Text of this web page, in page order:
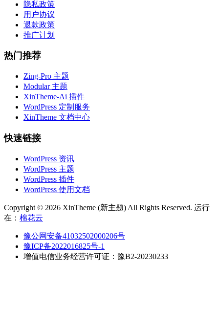
隐私政策
用户协议
退款政策
推广计划
热门推荐
Zing-Pro 主题
Modular 主题
XinTheme-Ai 插件
WordPress 定制服务
XinTheme 文档中心
快速链接
WordPress 资讯
WordPress 主题
WordPress 插件
WordPress 使用文档
Copyright © 2026 XinTheme (新主题) All Rights Reserved. 运行
在： 棉花云
豫公网安备41032502000206号
豫ICP备2022016825号-1
增值电信业务经营许可证：豫B2-20230233